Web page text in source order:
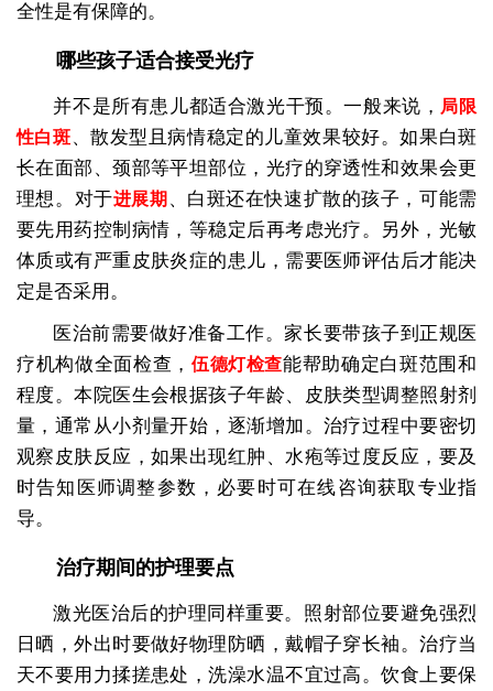
全性是有保障的。
哪些孩子适合接受光疗
并不是所有患儿都适合激光干预。一般来说， 局限
性白斑、散发型且病情稳定的儿童效果较好。如果白斑
长在面部、颈部等平坦部位，光疗的穿透性和效果会更
理想。对于进展期 、白斑还在快速扩散的孩子，可能需
要先用药控制病情，等稳定后再考虑光疗。另外，光敏
体质或有严重皮肤炎症的患儿，需要医师评估后才能决
定是否采用。
医治前需要做好准备工作。家长要带孩子到正规医
疗机构做全面检查， 伍德灯检查能帮助确定白斑范围和
程度。本院医生会根据孩子年龄、皮肤类型调整照射剂
量，通常从小剂量开始，逐渐增加。治疗过程中要密切
观察皮肤反应，如果出现红肿、水疱等过度反应，要及
时告知医师调整参数，必要时可在线咨询获取专业指
导。
治疗期间的护理要点
激光医治后的护理同样重要。照射部位要避免强烈
日晒，外出时要做好物理防晒，戴帽子穿长袖。治疗当
天不要用力揉搓患处，洗澡水温不宜过高。饮食上要保